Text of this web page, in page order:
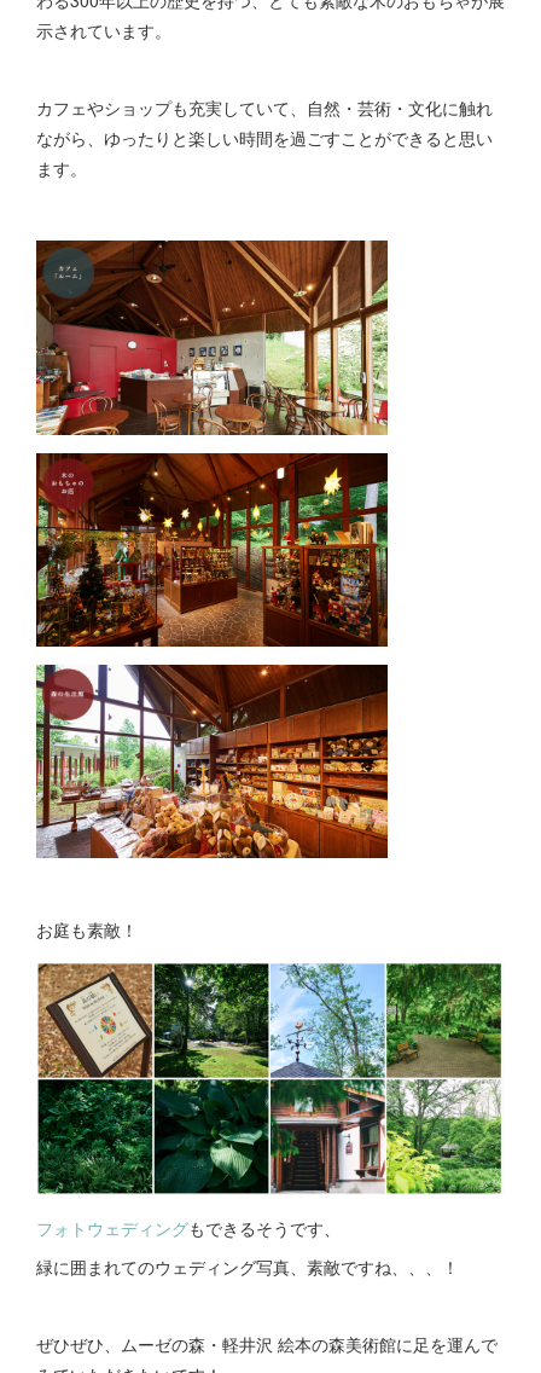
示されています。
カフェやショップも充実していて、自然・芸術・文化に触れ
ながら、ゆったりと楽しい時間を過ごすことができると思い
ます。
お庭も素敵！
フォトウェディングもできるそうです、
緑に囲まれてのウェディング写真、素敵ですね、、、！
ぜひぜひ、ムーゼの森・軽井沢 絵本の森美術館に足を運んで